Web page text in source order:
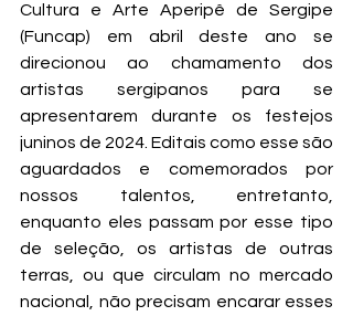
Cultura e Arte Aperipê de Sergipe
(Funcap) em abril deste ano se
direcionou ao chamamento dos
artistas sergipanos para se
apresentarem durante os festejos
juninos de 2024. Editais como esse são
aguardados e comemorados por
nossos talentos, entretanto,
enquanto eles passam por esse tipo
de seleção, os artistas de outras
terras, ou que circulam no mercado
nacional, não precisam encarar esses